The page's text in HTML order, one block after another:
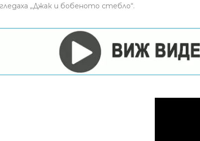
„Джак и бобеното стебло“.